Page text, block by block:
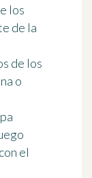
los
de la
de los
o
el